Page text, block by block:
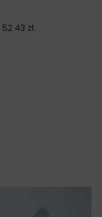
52.43 zł.